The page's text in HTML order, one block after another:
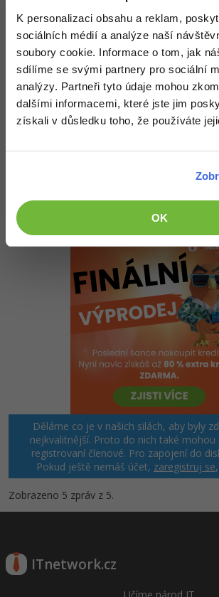
K personalizaci obsahu a reklam,
sociálních médií a analýze naší
soubory cookie. Informace o tom, jak
sdílíme se svými partnery pro sociální
analýzy. Partneři tyto údaje mohou
dalšími informacemi, které jste jim
získali v důsledku toho, že používáte
OK
Marketing -30%
WordPress
SEO -30%
UX
MS Office
Google Dokumenty
Time management
Windows
Sítě
Kybernetická bezpečnost
Elektronický podpis
Fórum
Adobe Illustrator
Adobe Lightroom -30%
Adobe XD -15%
Adobe InDesign -25%
Adobe After Effects
Fotografování -80%
Video
Ostatní
Fórum
Pro firmy
Editováno
Nahoru Odpovědět
Odpovídá na zenik
Jan Vargovský:
U hodnotových typů se volá ToString(). U
toho rozhoduje, jinak když je objekt null,
ti vyskočí vyjímka, že chceš něco volat z
Děláme co je v našich silách, aby byly
nejkvalitnější. Proto do nich také mohou
registrovaní členové. Pro zapojení do
Pokud ještě nemáš účet, zaregistruj se
Zobrazeno 5 zpráv z 5.
ITnetwork.cz